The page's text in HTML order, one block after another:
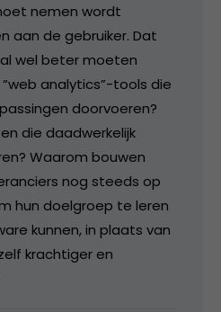
nemen wordt
aan de gebruiker. Dat
wel beter moeten
analytics”-tools die
doorvoeren?
die daadwerkelijk
Waarom bouwen
nog steeds op
hun doelgroep te leren
kunnen, in plaats van
krachtiger en